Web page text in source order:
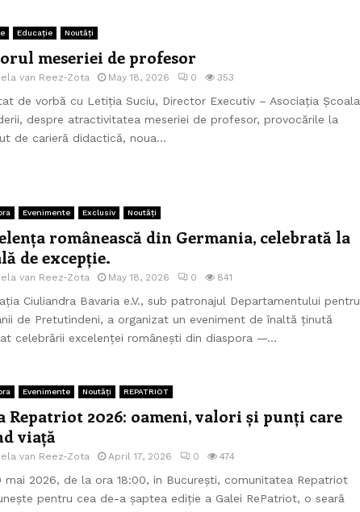
Educație Noutăți
meseriei de profesor
van Reez-Zota May 18, 2026 0 353
de vorbă cu Letiția Suciu, Director Executiv – Asociația Școala
despre atractivitatea meseriei de profesor, provocările la
de carieră didactică, noua...
Evenimente Exclusiv Noutăți
românească din Germania, celebrată la
de excepție.
van Reez-Zota May 18, 2026 0 841
Ciuliandra Bavaria e.V., sub patronajul Departamentului pentru
de Pretutindeni, a organizat un eveniment de înaltă ținută
celebrării excelenței românești din diaspora —...
Evenimente Noutăți REPATRIOT
Repatriot 2026: oameni, valori și punți care
viață
van Reez-Zota April 17, 2026 0 474
mai 2026, de la ora 18:00, in București, comunitatea Repatriot
pentru cea de-a șaptea ediție a Galei RePatriot, o seară